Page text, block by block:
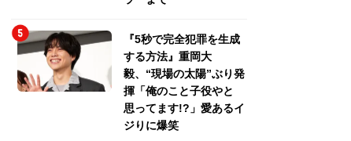
『5秒で完全犯罪を生成
する方法』重岡大
毅、“現場の太陽”ぶり発
揮「俺のこと子役やと
思ってます!?」愛あるイ
ジりに爆笑